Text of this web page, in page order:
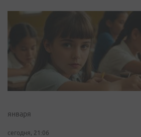
января
сегодня, 21:06